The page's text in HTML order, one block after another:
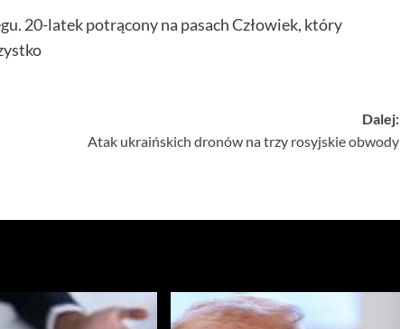
20-latek potrącony na pasach Człowiek, który
Dalej:
Atak ukraińskich dronów na trzy rosyjskie obwody